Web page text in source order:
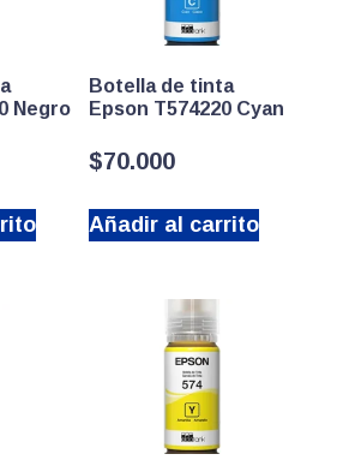
Negro
Botella de tinta
Epson T574220 Cyan
$70.000
Añadir al carrito